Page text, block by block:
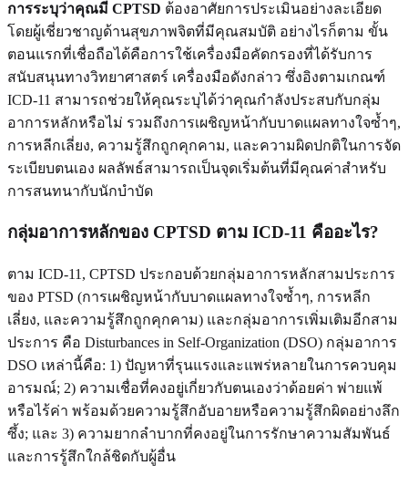
การระบุว่าคุณมี CPTSD ต้องอาศัยการประเมินอย่างละเอียด
โดยผู้เชี่ยวชาญด้านสุขภาพจิตที่มีคุณสมบัติ อย่างไรก็ตาม ขั้น
ตอนแรกที่เชื่อถือได้คือการใช้เครื่องมือคัดกรองที่ได้รับการ
สนับสนุนทางวิทยาศาสตร์ เครื่องมือดังกล่าว ซึ่งอิงตามเกณฑ์
ICD-11 สามารถช่วยให้คุณระบุได้ว่าคุณกำลังประสบกับกลุ่ม
อาการหลักหรือไม่ รวมถึงการเผชิญหน้ากับบาดแผลทางใจซ้ำๆ,
การหลีกเลี่ยง, ความรู้สึกถูกคุกคาม, และความผิดปกติในการจัด
ระเบียบตนเอง ผลลัพธ์สามารถเป็นจุดเริ่มต้นที่มีคุณค่าสำหรับ
การสนทนากับนักบำบัด
กลุ่มอาการหลักของ CPTSD ตาม ICD-11 คืออะไร?
ตาม ICD-11, CPTSD ประกอบด้วยกลุ่มอาการหลักสามประการ
ของ PTSD (การเผชิญหน้ากับบาดแผลทางใจซ้ำๆ, การหลีก
เลี่ยง, และความรู้สึกถูกคุกคาม) และกลุ่มอาการเพิ่มเติมอีกสาม
ประการ คือ Disturbances in Self-Organization (DSO) กลุ่มอาการ
DSO เหล่านี้คือ: 1) ปัญหาที่รุนแรงและแพร่หลายในการควบคุม
อารมณ์; 2) ความเชื่อที่คงอยู่เกี่ยวกับตนเองว่าด้อยค่า พ่ายแพ้
หรือไร้ค่า พร้อมด้วยความรู้สึกอับอายหรือความรู้สึกผิดอย่างลึก
ซึ้ง; และ 3) ความยากลำบากที่คงอยู่ในการรักษาความสัมพันธ์
และการรู้สึกใกล้ชิดกับผู้อื่น